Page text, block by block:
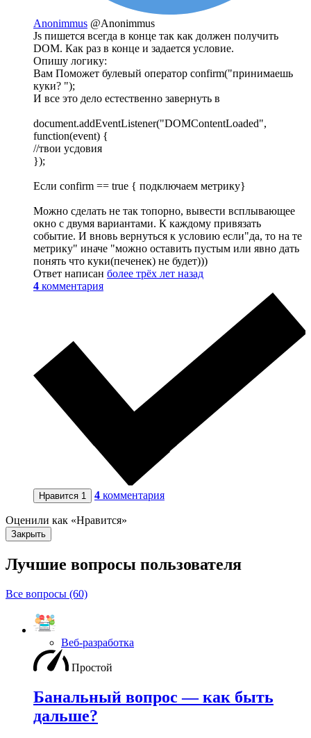
Anonimmus @Anonimmus
Js пишется всегда в конце так как должен получить
DOM. Как раз в конце и задается условие.
Опишу логику:
Вам Поможет булевый оператор confirm("принимаешь
куки? ");
И все это дело естественно завернуть в
document.addEventListener("DOMContentLoaded",
function(event) {
//твои усдовия
});
Если confirm == true { подключаем метрику}
Можно сделать не так топорно, вывести всплывающее
окно с двумя вариантами. К каждому привязать
событие. И вновь вернуться к условию если"да, то на те
метрику" иначе "можно оставить пустым или явно дать
понять что куки(печенек) не будет)))
Ответ написан более трёх лет назад
4 комментария
Нравится 1 4 комментария
Оценили как «Нравится»
Закрыть
Лучшие вопросы пользователя
Все вопросы (60)
Веб-разработка
Простой
Банальный вопрос — как быть
дальше?